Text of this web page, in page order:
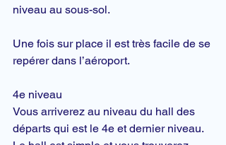
niveau au sous-sol.
Une fois sur place il est très facile de se
repérer dans l’aéroport.
4e niveau
Vous arriverez au niveau du hall des
départs qui est le 4e et dernier niveau.